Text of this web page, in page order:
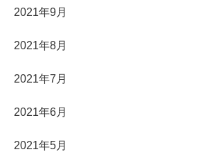
2021年9月
2021年8月
2021年7月
2021年6月
2021年5月